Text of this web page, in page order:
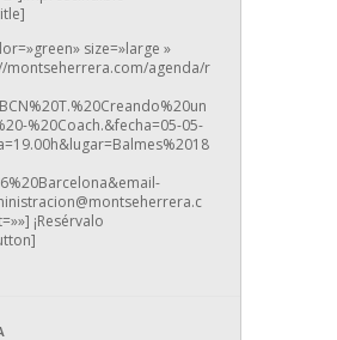
size=»large »
montseherrera.com/agenda/r
%20Coach.&fecha=05-05-
¡Resérvalo